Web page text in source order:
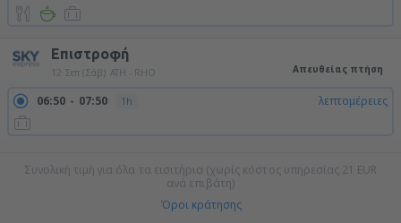
Επιστροφή
12 Σεπ (Σάβ) ATH - RHO Απευθείας πτήση
06:50 07:50 1h λεπτομέρειες
Συνολική τιμή για όλα τα εισιτήρια (χωρίς κόστος υπηρεσίας 21 EUR
ανά επιβάτη)
Όροι κράτησης